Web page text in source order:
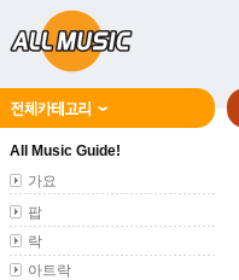
All Music Guide!
가요
팝
락
아트락